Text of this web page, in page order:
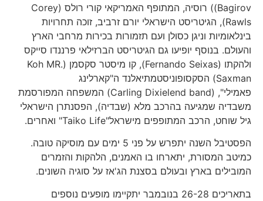
Bagirov)) רוסיה, המתופף האמריקאי קורי רולס (Corey
Rawls), הגיטריסט הישראלי יורם זרביב, זוכה תחרויות
בינלאומיות וניגן כסולן ועם תזמורות בכירות מרחבי הארץ
והעולם. בנוסף יופיעו גם הגיטריסט הברזילאי פרננדו סייקס
ולהקתו (Fernando Seixas), קו מיסטר סקסמן (Koh MR.
Saxman) הסקסופוניסטמתיאלנד ה"קארלינג
פאמילי", (Carling Dixielend band) המשפחה המפורסמת
משבדיה שמגיעה בהרכב מלא (שבדיה), הפסנתרן הישראלי
גיל שוחט, הרכב המתופפים מישראל"Taiko Life" ואחרים.
הפסטיבל השנה יתפרש על פני 5 ימים עם מוסיקה טובה.
כמיטב המסורת, יתארחו בו האמנים, הלהקות והזמרים
המובילים בארץ ובעולם בסצנת הג'אז על סוגיה השונים.
בתאריכים 26-28 בנובמבר יתקיימו מופעים נוספים